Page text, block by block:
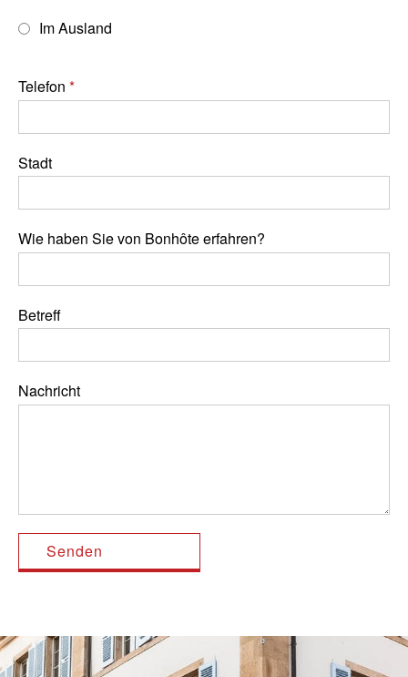
Im Ausland
Telefon
Stadt
Wie haben Sie von Bonhôte erfahren?
Betreff
Nachricht